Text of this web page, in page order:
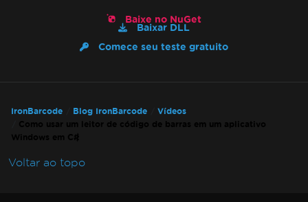
Baixe no NuGet
Baixar DLL
Comece seu teste gratuito
IronBarcode Blog IronBarcode
Vídeos
Como usar um leitor de código de barras em um aplicativo
Windows em C#
Voltar ao topo